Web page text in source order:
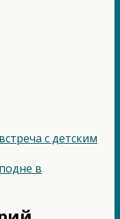
с детским
в